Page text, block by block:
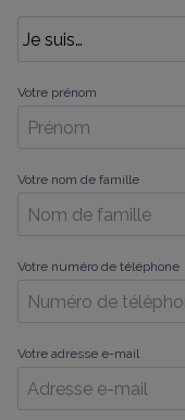
Votre prénom
Votre nom de famille
Votre numéro de téléphone
Votre adresse e-mail